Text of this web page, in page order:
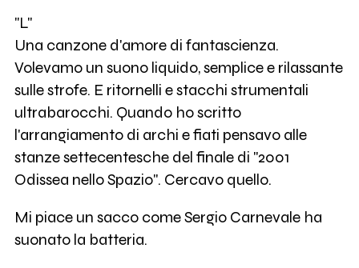
"L"
Una canzone d'amore di fantascienza.
Volevamo un suono liquido, semplice e rilassante
sulle strofe. E ritornelli e stacchi strumentali
ultrabarocchi. Quando ho scritto
l'arrangiamento di archi e fiati pensavo alle
stanze settecentesche del finale di "2001
Odissea nello Spazio". Cercavo quello.
Mi piace un sacco come Sergio Carnevale ha
suonato la batteria.